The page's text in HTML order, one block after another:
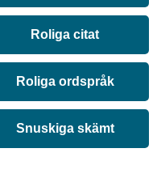
Roliga citat
Roliga ordspråk
Snuskiga skämt